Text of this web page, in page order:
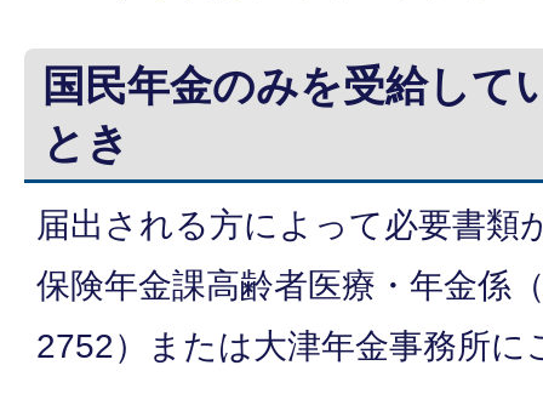
国民年金のみを受給して
とき
届出される方によって必要書類
保険年金課高齢者医療・年金係
2752）または大津年金事務所に